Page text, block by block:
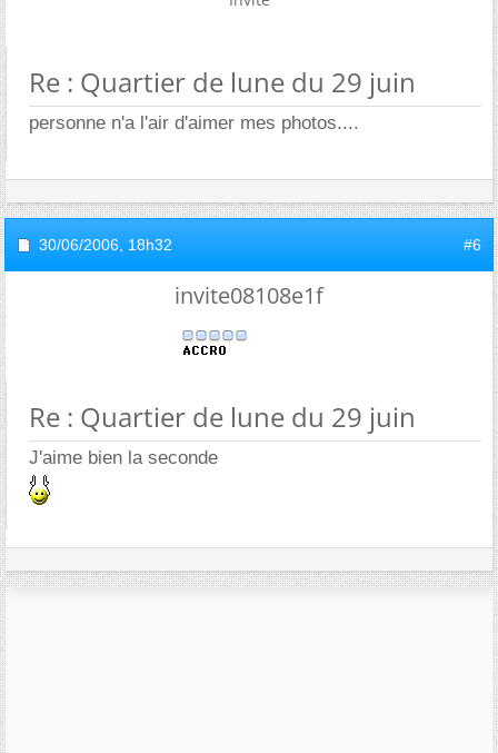
Re : Quartier de lune du 29 juin
personne n'a l'air d'aimer mes photos....
30/06/2006, 18h32 #6
invite08108e1f
Re : Quartier de lune du 29 juin
J'aime bien la seconde